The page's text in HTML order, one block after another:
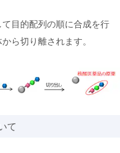
目的配列の順に合成を行
ら切り離されます。
て